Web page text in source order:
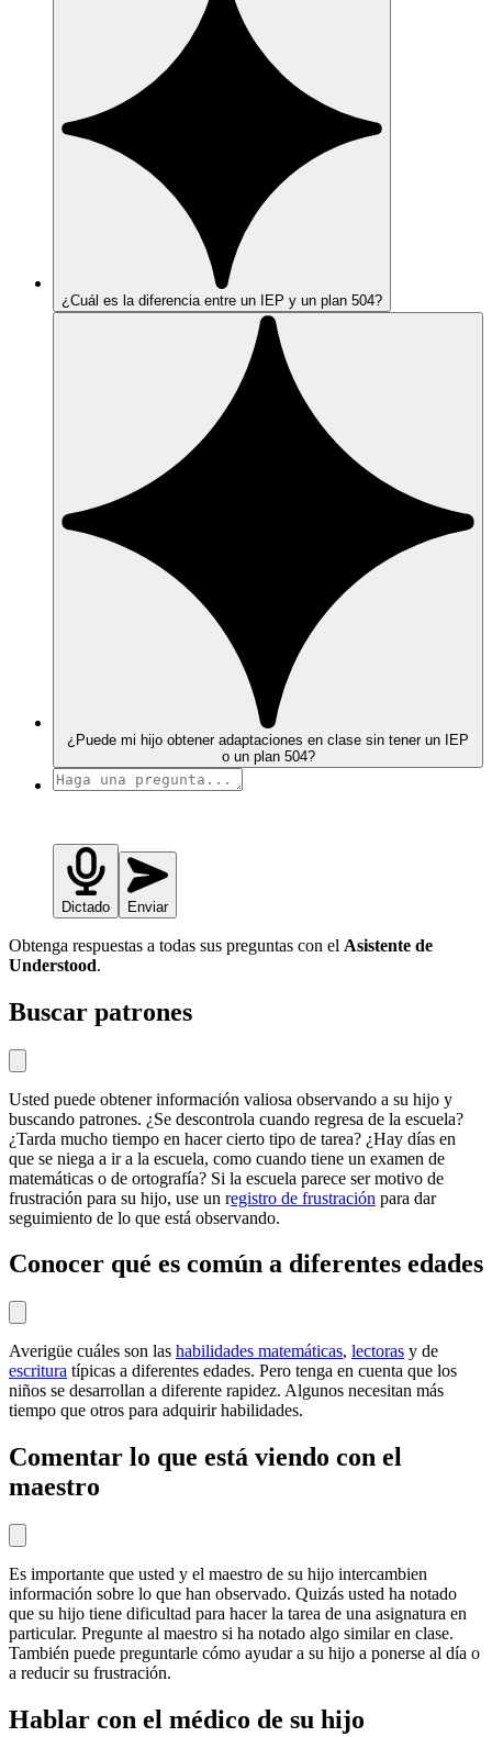
¿Cuál es la diferencia entre un IEP y un plan 504?
¿Puede mi hijo obtener adaptaciones en clase sin tener un IEP
o un plan 504?
Dictado Enviar
Obtenga respuestas a todas sus preguntas con el Asistente de
Understood.
Buscar patrones
Usted puede obtener información valiosa observando a su hijo y
buscando patrones. ¿Se descontrola cuando regresa de la escuela?
¿Tarda mucho tiempo en hacer cierto tipo de tarea? ¿Hay días en
que se niega a ir a la escuela, como cuando tiene un examen de
matemáticas o de ortografía? Si la escuela parece ser motivo de
frustración para su hijo, use un registro de frustración para dar
seguimiento de lo que está observando.
Conocer qué es común a diferentes edades
Averigüe cuáles son las habilidades matemáticas, lectoras y de
escritura típicas a diferentes edades. Pero tenga en cuenta que los
niños se desarrollan a diferente rapidez. Algunos necesitan más
tiempo que otros para adquirir habilidades.
Comentar lo que está viendo con el
maestro
Es importante que usted y el maestro de su hijo intercambien
información sobre lo que han observado. Quizás usted ha notado
que su hijo tiene dificultad para hacer la tarea de una asignatura en
particular. Pregunte al maestro si ha notado algo similar en clase.
También puede preguntarle cómo ayudar a su hijo a ponerse al día o
a reducir su frustración.
Hablar con el médico de su hijo